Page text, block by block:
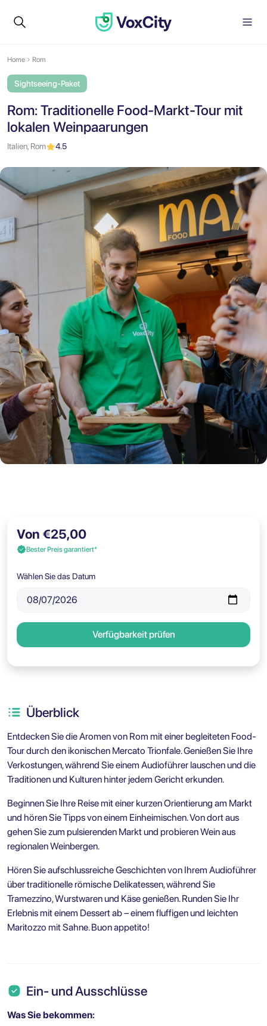
Home Rom
Sightseeing-Paket
Rom: Traditionelle Food-Markt-Tour mit
lokalen Weinpaarungen
Italien, Rom 4.5
Von €25,00
Bester Preis garantiert*
Wählen Sie das Datum
Verfügbarkeit prüfen
Überblick
Entdecken Sie die Aromen von Rom mit einer begleiteten Food-
Tour durch den ikonischen Mercato Trionfale. Genießen Sie Ihre
Verkostungen, während Sie einem Audioführer lauschen und die
Traditionen und Kulturen hinter jedem Gericht erkunden.
Beginnen Sie Ihre Reise mit einer kurzen Orientierung am Markt
und hören Sie Tipps von einem Einheimischen. Von dort aus
gehen Sie zum pulsierenden Markt und probieren Wein aus
regionalen Weinbergen.
Hören Sie aufschlussreiche Geschichten von Ihrem Audioführer
über traditionelle römische Delikatessen, während Sie
Tramezzino, Wurstwaren und Käse genießen. Runden Sie Ihr
Erlebnis mit einem Dessert ab – einem fluffigen und leichten
Maritozzo mit Sahne. Buon appetito!
Ein- und Ausschlüsse
Was Sie bekommen: